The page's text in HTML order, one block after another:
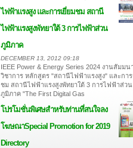
ไฟฟ้าแรงสูง และการเยี่ยมชม สถานี
ไฟฟ้าแรงสูงพัทยาใต้ 3 การไฟฟ้าส่วน
ภูมิภาค
DECEMBER 13, 2012 09:18
IEEE Power & Energy Series 2024 งานสัมมน
วิชาการ หลักสูตร "สถานีไฟฟ้าแรงสูง" และการ
ชม สถานีไฟฟ้าแรงสูงพัทยาใต้ 3 การไฟฟ้าส่วน
ภูมิภาค "The First Digital Gas
โปรโมชั่นพิเศษสำหรับท่านที่สนใจลง
โฆษณาSpecial Promotion for 2019
Directory